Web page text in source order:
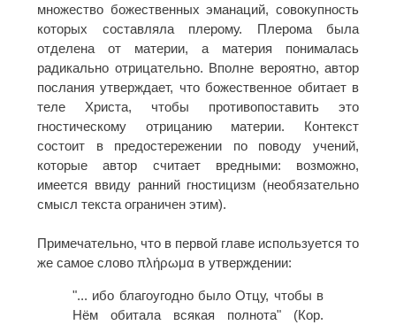
множество божественных эманаций, совокупность
которых составляла плерому. Плерома была
отделена от материи, а материя понималась
радикально отрицательно. Вполне вероятно, автор
послания утверждает, что божественное обитает в
теле Христа, чтобы противопоставить это
гностическому отрицанию материи. Контекст
состоит в предостережении по поводу учений,
которые автор считает вредными: возможно,
имеется ввиду ранний гностицизм (необязательно
смысл текста ограничен этим).
Примечательно, что в первой главе используется то
же самое слово πλήρωμα в утверждении:
"... ибо благоугодно было Отцу, чтобы в
Нём обитала всякая полнота" (Кор.